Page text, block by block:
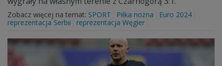
Zobacz więcej na temat: SPORT Piłka nożna
Euro 2024
reprezentacja Serbii
reprezentacja Węgier